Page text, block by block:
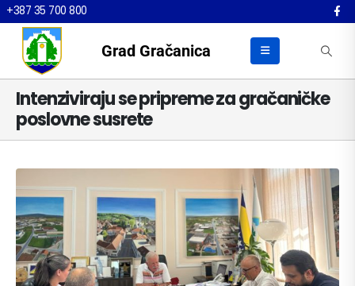
+387 35 700 800
Grad Gračanica
Intenziviraju se pripreme za gračaničke
poslovne susrete